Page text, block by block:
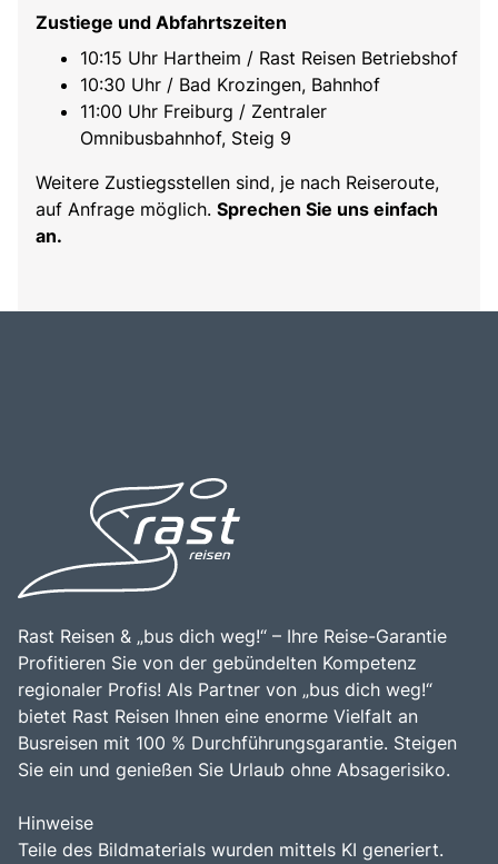
Zustiege und Abfahrtszeiten
10:15 Uhr Hartheim / Rast Reisen Betriebshof
10:30 Uhr / Bad Krozingen, Bahnhof
11:00 Uhr Freiburg / Zentraler
Omnibusbahnhof, Steig 9
Weitere Zustiegsstellen sind, je nach Reiseroute,
auf Anfrage möglich. Sprechen Sie uns einfach
an.
Rast Reisen & „bus dich weg!“ – Ihre Reise-Garantie
Profitieren Sie von der gebündelten Kompetenz
regionaler Profis! Als Partner von „bus dich weg!“
bietet Rast Reisen Ihnen eine enorme Vielfalt an
Busreisen mit 100 % Durchführungsgarantie. Steigen
Sie ein und genießen Sie Urlaub ohne Absagerisiko.
Hinweise
Teile des Bildmaterials wurden mittels KI generiert.